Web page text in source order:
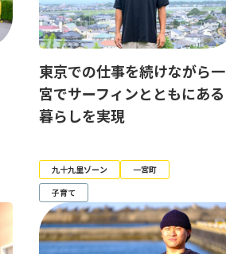
東京での仕事を続けながら一
宮でサーフィンとともにある
暮らしを実現
九十九里ゾーン
一宮町
子育て